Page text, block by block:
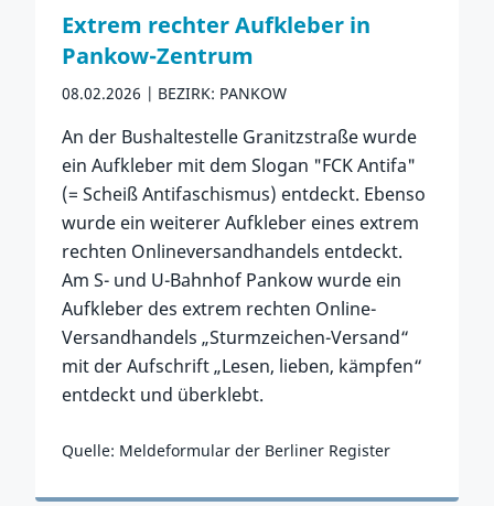
Extrem rechter Aufkleber in
Pankow-Zentrum
08.02.2026 BEZIRK: PANKOW
An der Bushaltestelle Granitzstraße wurde
ein Aufkleber mit dem Slogan "FCK Antifa"
(= Scheiß Antifaschismus) entdeckt. Ebenso
wurde ein weiterer Aufkleber eines extrem
rechten Onlineversandhandels entdeckt.
Am S- und U-Bahnhof Pankow wurde ein
Aufkleber des extrem rechten Online-
Versandhandels „Sturmzeichen-Versand“
mit der Aufschrift „Lesen, lieben, kämpfen“
entdeckt und überklebt.
Quelle: Meldeformular der Berliner Register
Zum Vorfall